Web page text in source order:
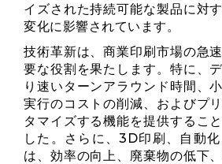
イズされた持続可能な製品に対
変化に影響されています。
技術革新は、商業印刷市場の急
要な役割を果たします。特に、
り速いターンアラウンド時間、
実行のコストの削減、およびプ
タマイズする機能を提供するこ
した。さらに、3D印刷、自動
は、効率の向上、廃棄物の低下